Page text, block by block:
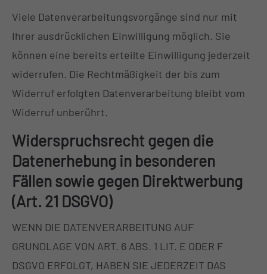
Viele Datenverarbeitungsvorgänge sind nur mit
Ihrer ausdrücklichen Einwilligung möglich. Sie
können eine bereits erteilte Einwilligung jederzeit
widerrufen. Die Rechtmäßigkeit der bis zum
Widerruf erfolgten Datenverarbeitung bleibt vom
Widerruf unberührt.
Widerspruchsrecht gegen die
Datenerhebung in besonderen
Fällen sowie gegen Direktwerbung
(Art. 21 DSGVO)
WENN DIE DATENVERARBEITUNG AUF
GRUNDLAGE VON ART. 6 ABS. 1 LIT. E ODER F
DSGVO ERFOLGT, HABEN SIE JEDERZEIT DAS